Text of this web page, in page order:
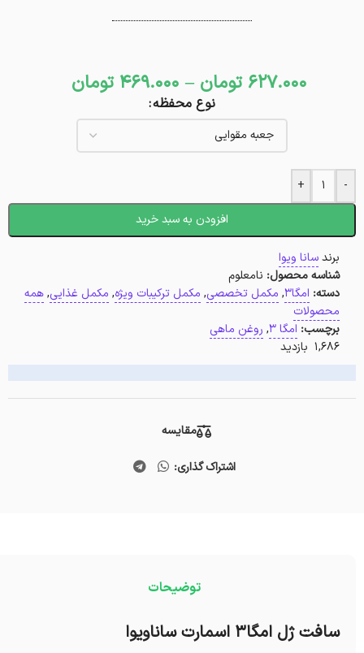
627.000 تومان –
469.000 تومان
نوع محفظه
-
+
افزودن به سبد خرید
برندسانا ویوا
شناسه محصول: نامعلوم
دسته: امگا3 , مکمل تخصصی, مکمل ترکیبات ویژه, مکمل غذایی,همه
محصولات
برچسب: امگا 3 , روغن ماهی
1,686 بازدید
مقایسه
اشتراک گذاری:
توضیحات
سافت ژل امگا3 اسمارت ساناویوا